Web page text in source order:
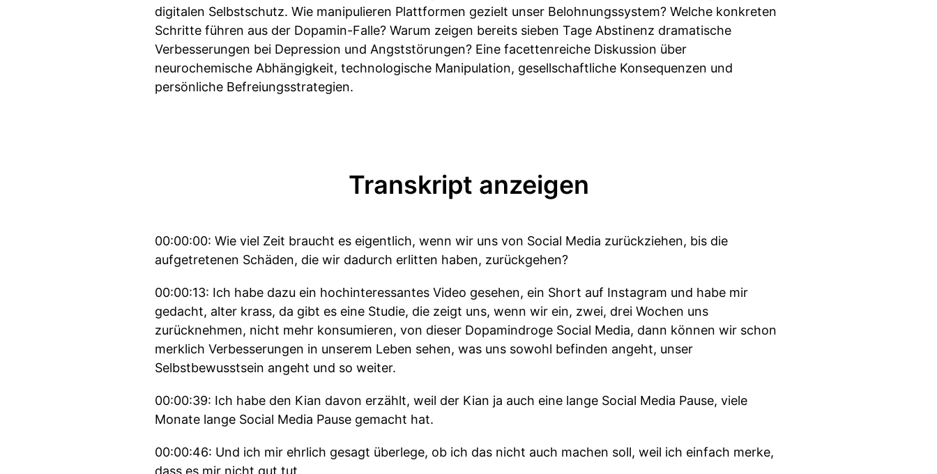
digitalen Selbstschutz. Wie manipulieren Plattformen gezielt unser Belohnungssystem? Welche konkreten
Schritte führen aus der Dopamin-Falle? Warum zeigen bereits sieben Tage Abstinenz dramatische
Verbesserungen bei Depression und Angststörungen? Eine facettenreiche Diskussion über
neurochemische Abhängigkeit, technologische Manipulation, gesellschaftliche Konsequenzen und
persönliche Befreiungsstrategien.
Transkript anzeigen
00:00:00: Wie viel Zeit braucht es eigentlich, wenn wir uns von Social Media zurückziehen, bis die
aufgetretenen Schäden, die wir dadurch erlitten haben, zurückgehen?
00:00:13: Ich habe dazu ein hochinteressantes Video gesehen, ein Short auf Instagram und habe mir
gedacht, alter krass, da gibt es eine Studie, die zeigt uns, wenn wir ein, zwei, drei Wochen uns
zurücknehmen, nicht mehr konsumieren, von dieser Dopamindroge Social Media, dann können wir schon
merklich Verbesserungen in unserem Leben sehen, was uns sowohl befinden angeht, unser
Selbstbewusstsein angeht und so weiter.
00:00:39: Ich habe den Kian davon erzählt, weil der Kian ja auch eine lange Social Media Pause, viele
Monate lange Social Media Pause gemacht hat.
00:00:46: Und ich mir ehrlich gesagt überlege, ob ich das nicht auch machen soll, weil ich einfach merke,
dass es mir nicht gut tut.